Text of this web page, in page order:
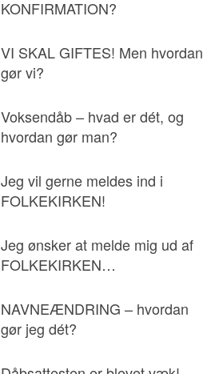
KONFIRMATION?
VI SKAL GIFTES! Men hvordan
gør vi?
Voksendåb – hvad er dét, og
hvordan gør man?
Jeg vil gerne meldes ind i
FOLKEKIRKEN!
Jeg ønsker at melde mig ud af
FOLKEKIRKEN…
NAVNEÆNDRING – hvordan
gør jeg dét?